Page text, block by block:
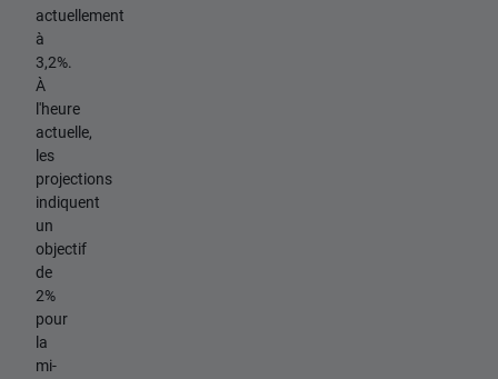
actuellement
à
3,2%.
À
l'heure
actuelle,
les
projections
indiquent
un
objectif
de
2%
pour
la
mi-